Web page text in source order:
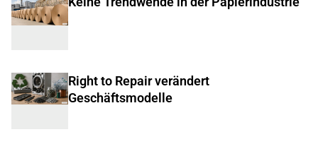
Right to Repair verändert
Geschäftsmodelle